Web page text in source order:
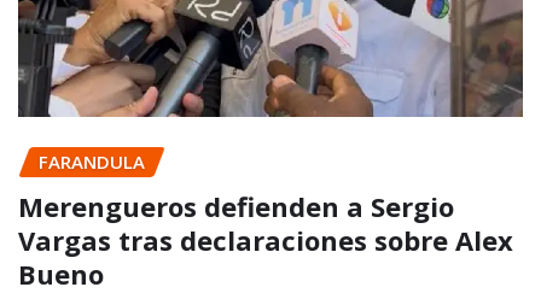
FARANDULA
Merengueros defienden a Sergio
Vargas tras declaraciones sobre Alex
Bueno